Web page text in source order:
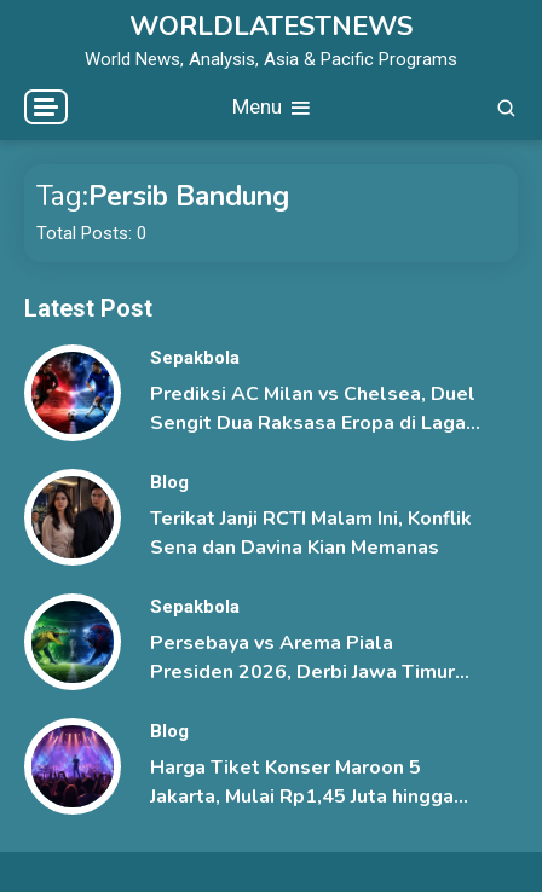
WORLDLATESTNEWS
World News, Analysis, Asia & Pacific Programs
Menu
Tag:Persib Bandung
Total Posts: 0
Latest Post
Sepakbola
Prediksi AC Milan vs Chelsea, Duel
Sengit Dua Raksasa Eropa di Laga
Blog
Terikat Janji RCTI Malam Ini, Konflik
Sena dan Davina Kian Memanas
Sepakbola
Persebaya vs Arema Piala
Presiden 2026, Derbi Jawa Timur
Blog
Harga Tiket Konser Maroon 5
Jakarta, Mulai Rp1,45 Juta hingga